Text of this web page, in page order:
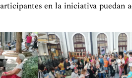
en la iniciativa puedan